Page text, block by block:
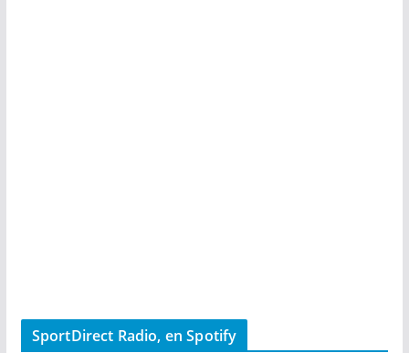
SportDirect Radio, en Spotify